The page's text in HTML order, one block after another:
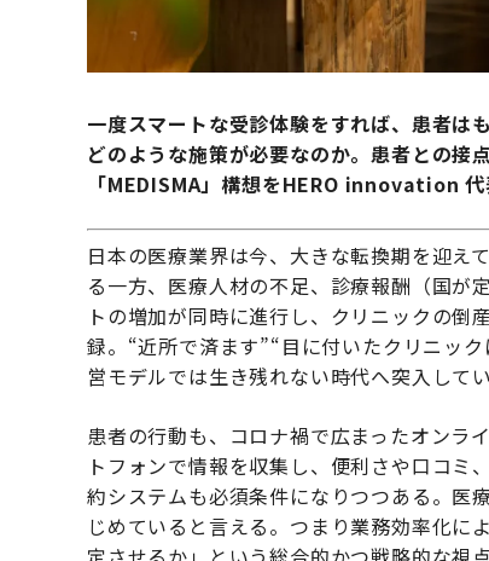
一度スマートな受診体験をすれば、患者は
どのような施策が必要なのか。患者との接
「MEDISMA」構想をHERO innovation 代
日本の医療業界は今、大きな転換期を迎え
る一方、医療人材の不足、診療報酬（国が
トの増加が同時に進行し、クリニックの
録。“近所で済ます”“目に付いたクリニッ
営モデルでは生き残れない時代へ突入してい
患者の行動も、コロナ禍で広まったオンラ
トフォンで情報を収集し、便利さや口コ
約システムも必須条件になりつつある。医
じめていると言える。つまり業務効率化に